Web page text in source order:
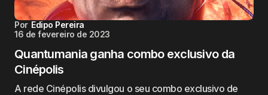
Por Edipo Pereira
16 de fevereiro de 2023
Quantumania ganha combo exclusivo da
Cinépolis
A rede Cinépolis divulgou o seu combo exclusivo de